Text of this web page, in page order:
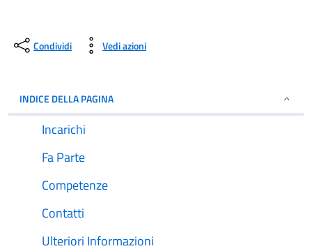
Condividi Vedi azioni
INDICE DELLA PAGINA
Incarichi
Fa Parte
Competenze
Contatti
Ulteriori Informazioni